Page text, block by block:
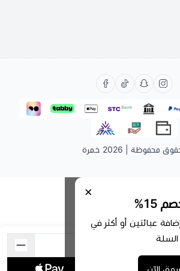
محفوظة | 2026 خمرة
×
15%
عبائتين أو أكثر في
السلة
الآن